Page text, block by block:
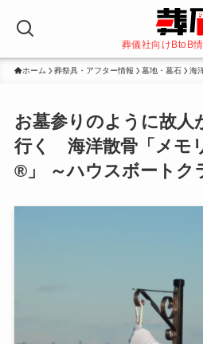
葬儀社向けBtoB
ホーム 葬祭具・アフター情報 墓地・墓石 海
お墓参りのように故人
行く 海洋散骨「メモ
®」 ～ハウスボートク